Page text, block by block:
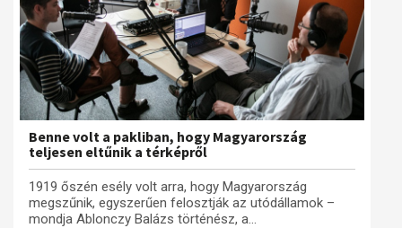
Benne volt a pakliban, hogy Magyarország
teljesen eltűnik a térképről
1919 őszén esély volt arra, hogy Magyarország
megszűnik, egyszerűen felosztják az utódállamok –
mondja Ablonczy Balázs történész, a...